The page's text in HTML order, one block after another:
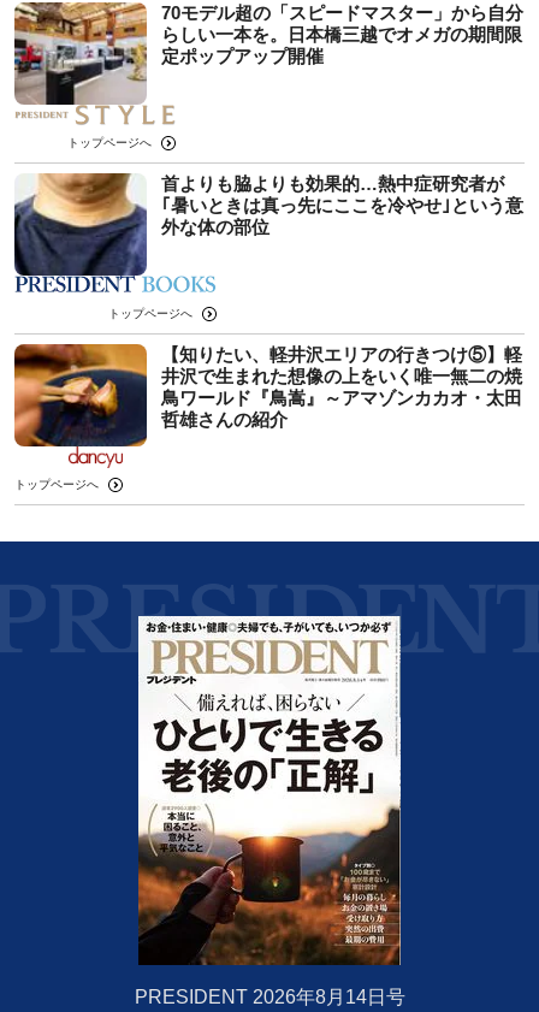
70モデル超の「スピードマスター」から自分
らしい一本を。日本橋三越でオメガの期間限
定ポップアップ開催
トップページへ
首よりも脇よりも効果的…熱中症研究者が
｢暑いときは真っ先にここを冷やせ｣という意
外な体の部位
トップページへ
【知りたい、軽井沢エリアの行きつけ⑤】軽
井沢で生まれた想像の上をいく唯一無二の焼
鳥ワールド『鳥嵩』～アマゾンカカオ・太田
哲雄さんの紹介
トップページへ
PRESIDENT 2026年8月14日号